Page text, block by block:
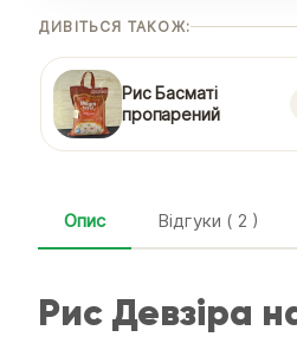
ДИВІТЬСЯ ТАКОЖ:
Рис Басматі
пропарений
Опис Відгуки ( 2 )
Рис Девзіра